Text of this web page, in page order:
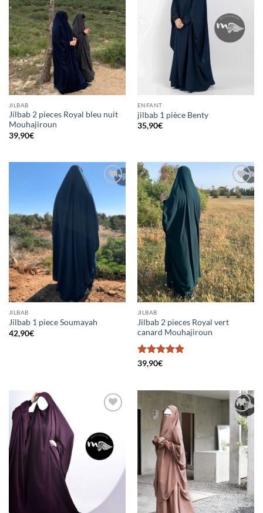
JILBAB
Jilbab 2 pieces Royal bleu nuit
Mouhajiroun
39,90€
ENFANT
jilbab 1 pièce Benty
35,90€
à la liste
d’envies
JILBAB
Jilbab 1 piece Soumayah
42,90€
Ajouter
à la liste
d’envies
JILBAB
Jilbab 2 pieces Royal vert
canard Mouhajiroun
Note5
39,90€
d’envies
Ajouter
à la liste
d’envies